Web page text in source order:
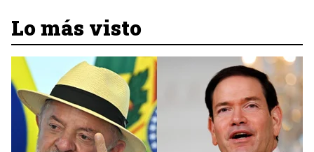
Lo más visto